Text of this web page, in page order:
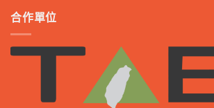
合作單位